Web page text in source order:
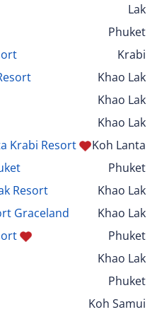
Lak
Phuket
Krabi
Khao Lak
Khao Lak
Khao Lak
Krabi Resort
Koh Lanta
Phuket
Resort
Khao Lak
Graceland
Khao Lak
Phuket
Khao Lak
Phuket
Koh Samui